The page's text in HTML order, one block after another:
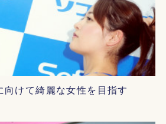
けて綺麗な女性を目指す